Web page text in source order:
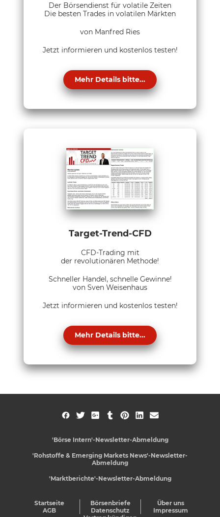
Der Börsendienst für volatile Zeiten
Die besten Trades in volatilen Märkten
von Manfred Ries
Jetzt informieren und kostenlos testen!
Mehr Details bitte...
Target-Trend-CFD
CFD-Trading mit
der revolutionären Methode!
Schneller Handel, schnelle Gewinne!
von Sven Weisenhaus
Jetzt informieren und kostenlos testen!
Mehr Details bitte...
'Börse Intern'-Newsletter-Abmeldung
'Rohstoffe & Emerging Markets News'-Newsletter-
Abmeldung
'Marktberichte'-Newsletter-Abmeldung
Startseite Börsenbriefe
Über uns
AGB
Datenschutz
Impressum